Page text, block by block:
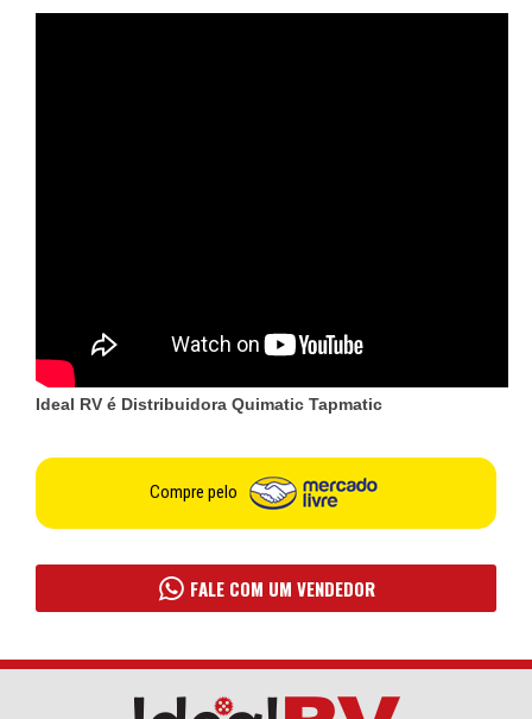
Ideal RV é Distribuidora Quimatic Tapmatic
Compre pelo
FALE COM UM VENDEDOR